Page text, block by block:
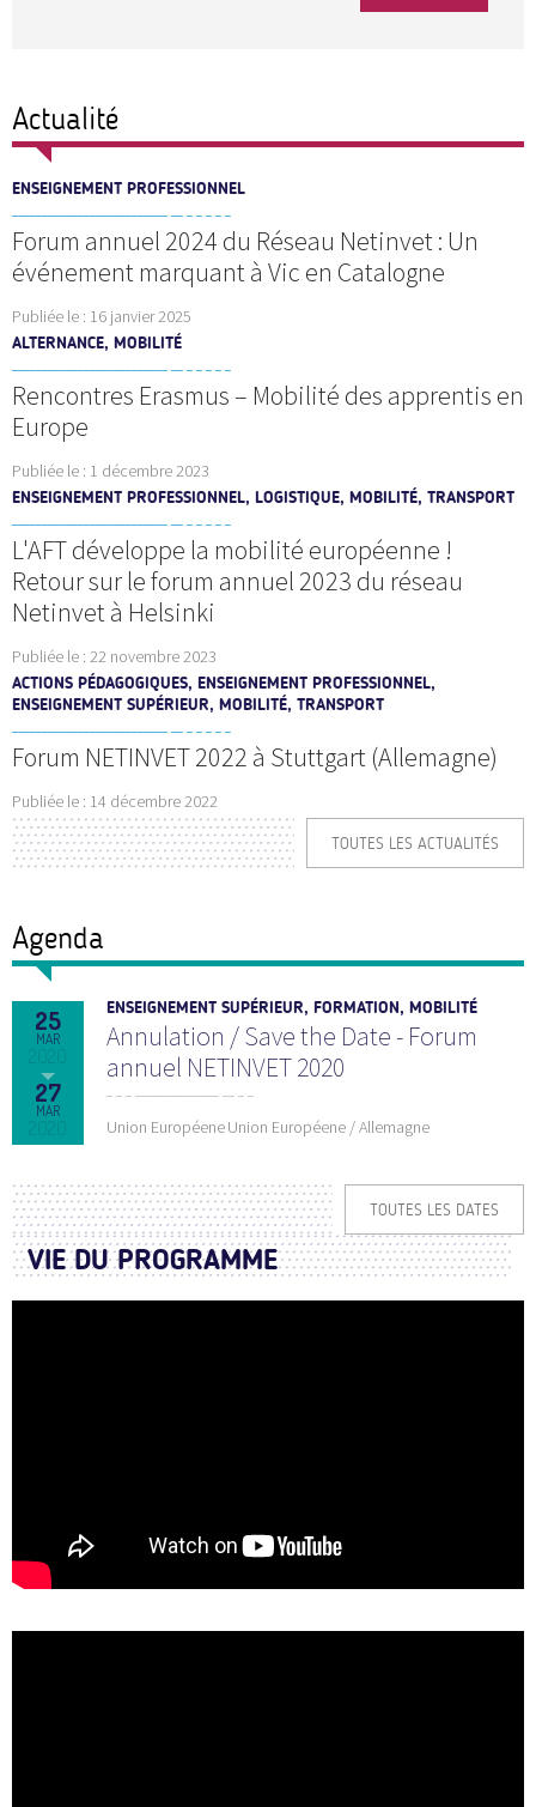
Actualité
ENSEIGNEMENT PROFESSIONNEL
Forum annuel 2024 du Réseau Netinvet : Un
événement marquant à Vic en Catalogne
Publiée le : 16 janvier 2025
ALTERNANCE, MOBILITÉ
Rencontres Erasmus – Mobilité des apprentis en
Europe
Publiée le : 1 décembre 2023
ENSEIGNEMENT PROFESSIONNEL, LOGISTIQUE, MOBILITÉ, TRANSPORT
L'AFT développe la mobilité européenne !
Retour sur le forum annuel 2023 du réseau
Netinvet à Helsinki
Publiée le : 22 novembre 2023
ACTIONS PÉDAGOGIQUES, ENSEIGNEMENT PROFESSIONNEL,
ENSEIGNEMENT SUPÉRIEUR, MOBILITÉ, TRANSPORT
Forum NETINVET 2022 à Stuttgart (Allemagne)
Publiée le : 14 décembre 2022
TOUTES LES ACTUALITÉS
Agenda
25
MAR
27
MAR
ENSEIGNEMENT SUPÉRIEUR, FORMATION, MOBILITÉ
Annulation / Save the Date - Forum
annuel NETINVET 2020
Union EuropéeneUnion Européene / Allemagne
TOUTES LES DATES
VIE DU PROGRAMME